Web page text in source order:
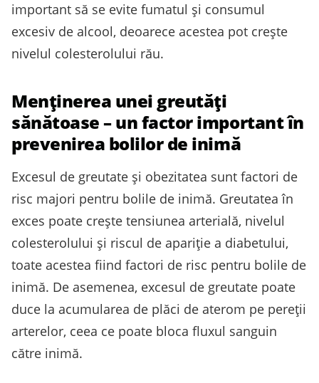
important să se evite fumatul și consumul
excesiv de alcool, deoarece acestea pot crește
nivelul colesterolului rău.
Menținerea unei greutăți
sănătoase – un factor important în
prevenirea bolilor de inimă
Excesul de greutate și obezitatea sunt factori de
risc majori pentru bolile de inimă. Greutatea în
exces poate crește tensiunea arterială, nivelul
colesterolului și riscul de apariție a diabetului,
toate acestea fiind factori de risc pentru bolile de
inimă. De asemenea, excesul de greutate poate
duce la acumularea de plăci de aterom pe pereții
arterelor, ceea ce poate bloca fluxul sanguin
către inimă.